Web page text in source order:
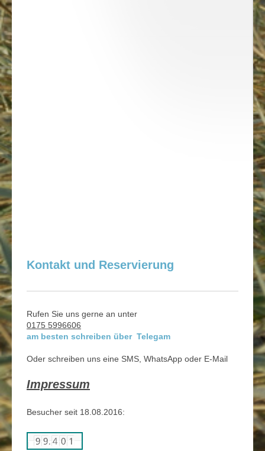
Kontakt und Reservierung
Rufen Sie uns gerne an unter
0175 5996606
am besten schreiben über Telegam
Oder schreiben uns eine SMS, WhatsApp oder E-Mail
Impressum
Besucher seit 18.08.2016: